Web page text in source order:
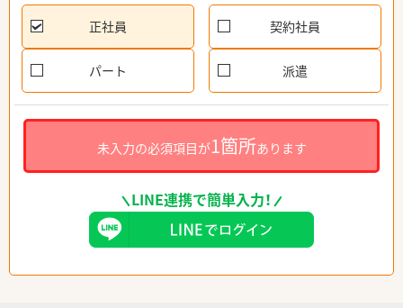
正社員 契約社員
パート 派遣
未入力の必須項目が1箇所あります
LINE連携で簡単入力！